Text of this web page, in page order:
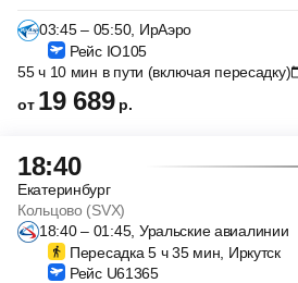
03:45 – 05:50, ИрАэро
Рейс IO105
55 ч 10 мин в пути (включая пересадку)
от 19 689 р.
18:40
Екатеринбург
Кольцово (SVX)
18:40 – 01:45, Уральские авиалинии
Пересадка 5 ч 35 мин, Иркутск
Рейс U61365